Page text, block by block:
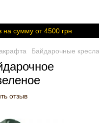
на сумму от 4500 грн
Байдарочные
отзыв